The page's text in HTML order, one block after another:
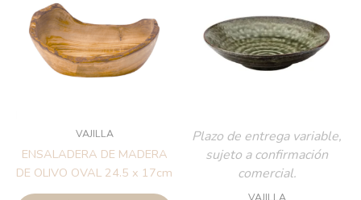
VAJILLA
ENSALADERA DE MADERA
DE OLIVO OVAL 24.5 x 17cm
Plazo de entrega variable,
sujeto a confirmación
comercial.